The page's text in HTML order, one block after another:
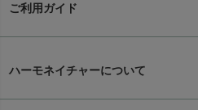
ご利用ガイド
ハーモネイチャーについて